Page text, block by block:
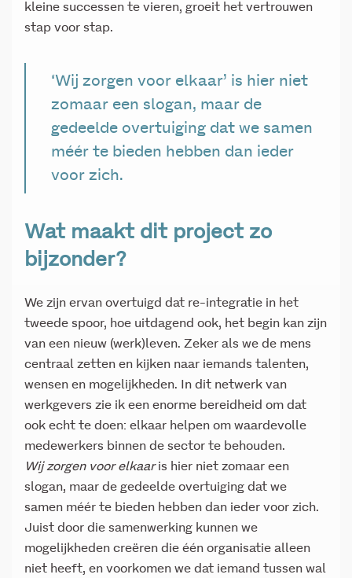
kleine successen te vieren, groeit het vertrouwen
stap voor stap.
‘Wij zorgen voor elkaar’ is hier niet
zomaar een slogan, maar de
gedeelde overtuiging dat we samen
méér te bieden hebben dan ieder
voor zich.
Wat maakt dit project zo
bijzonder?
We zijn ervan overtuigd dat re-integratie in het
tweede spoor, hoe uitdagend ook, het begin kan zijn
van een nieuw (werk)leven. Zeker als we de mens
centraal zetten en kijken naar iemands talenten,
wensen en mogelijkheden. In dit netwerk van
werkgevers zie ik een enorme bereidheid om dat
ook echt te doen: elkaar helpen om waardevolle
medewerkers binnen de sector te behouden.
Wij zorgen voor elkaaris hier niet zomaar een
slogan, maar de gedeelde overtuiging dat we
samen méér te bieden hebben dan ieder voor zich.
Juist door die samenwerking kunnen we
mogelijkheden creëren die één organisatie alleen
niet heeft, en voorkomen we dat iemand tussen wal